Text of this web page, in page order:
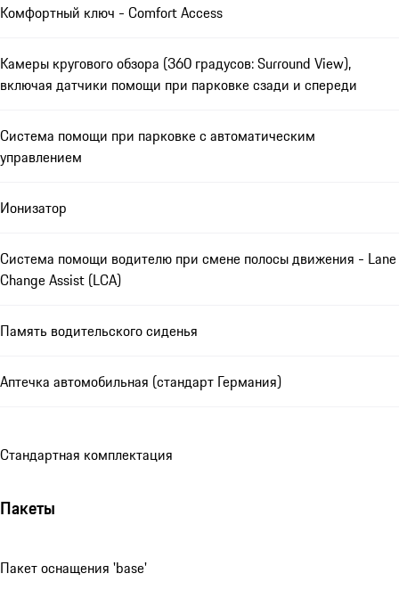
Комфортный ключ - Comfort Access
Камеры кругового обзора (360 градусов: Surround View),
включая датчики помощи при парковке сзади и спереди
Система помощи при парковке с автоматическим
управлением
Ионизатор
Система помощи водителю при смене полосы движения - Lane
Change Assist (LCA)
Память водительского сиденья
Аптечка автомобильная (стандарт Германия)
Стандартная комплектация
Пакеты
Пакет оснащения 'base'